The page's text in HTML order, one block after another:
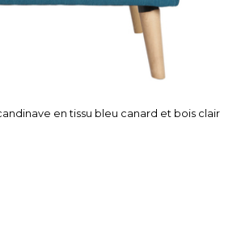
en tissu bleu canard et bois clair